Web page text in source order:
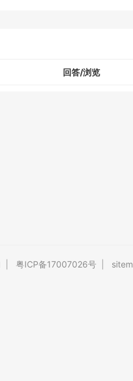
回答/浏览
粤ICP备17007026号